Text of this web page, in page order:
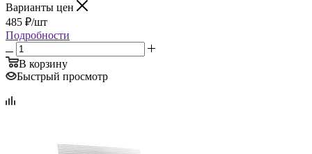
Варианты цен
485 ₽/шт
Подробности
В корзину
Быстрый просмотр